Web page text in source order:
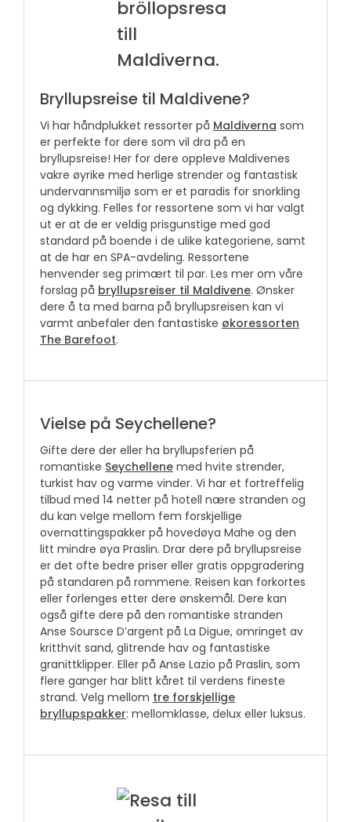
Bryllupsreise til Maldivene?
Vi har håndplukket ressorter på Maldiverna som
er perfekte for dere som vil dra på en
bryllupsreise! Her for dere oppleve Maldivenes
vakre øyrike med herlige strender og fantastisk
undervannsmiljø som er et paradis for snorkling
og dykking. Felles for ressortene som vi har valgt
ut er at de er veldig prisgunstige med god
standard på boende i de ulike kategoriene, samt
at de har en SPA-avdeling. Ressortene
henvender seg primært til par. Les mer om våre
forslag på bryllupsreiser til Maldivene. Ønsker
dere å ta med barna på bryllupsreisen kan vi
varmt anbefaler den fantastiske økoressorten
The Barefoot.
Vielse på Seychellene?
Gifte dere der eller ha bryllupsferien på
romantiske Seychellene med hvite strender,
turkist hav og varme vinder. Vi har et fortreffelig
tilbud med 14 netter på hotell nære stranden og
du kan velge mellom fem forskjellige
overnattingspakker på hovedøya Mahe og den
litt mindre øya Praslin. Drar dere på bryllupsreise
er det ofte bedre priser eller gratis oppgradering
på standaren på rommene. Reisen kan forkortes
eller forlenges etter dere ønskemål. Dere kan
også gifte dere på den romantiske stranden
Anse Soursce D’argent på La Digue, omringet av
kritthvit sand, glitrende hav og fantastiske
granittklipper. Eller på Anse Lazio på Praslin, som
flere ganger har blitt kåret til verdens fineste
strand. Velg mellom tre forskjellige
bryllupspakker: mellomklasse, delux eller luksus.